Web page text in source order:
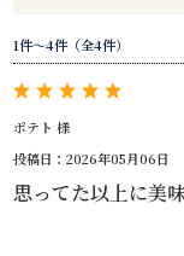
1件～4件（全4件）
ポテト 様
投稿日：2026年05月06日
思ってた以上に美